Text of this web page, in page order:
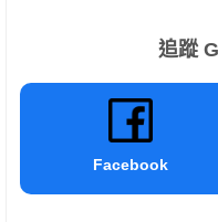
追蹤
Facebook